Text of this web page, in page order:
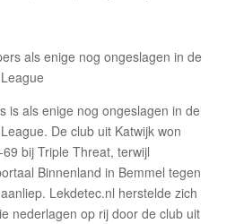
is als enige nog ongeslagen in de
De club uit Katwijk won
bij Triple Threat, terwijl
Binnenland in Bemmel tegen
Lekdetec.nl herstelde zich
nederlagen op rij door de club uit